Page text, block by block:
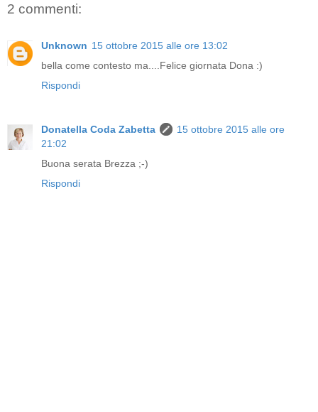
2 commenti:
Unknown 15 ottobre 2015 alle ore 13:02
bella come contesto ma....Felice giornata Dona :)
Rispondi
Donatella Coda Zabetta
15 ottobre 2015 alle ore
21:02
Buona serata Brezza ;-)
Rispondi